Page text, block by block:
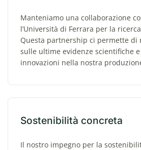
Manteniamo una collaborazione
l’Università di Ferrara per la
Questa partnership ci permette di
sulle ultime evidenze scientifiche
innovazioni nella nostra
Sostenibilità concreta
Il nostro impegno per la